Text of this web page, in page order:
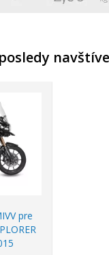
pre